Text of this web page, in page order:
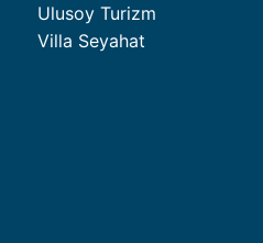
Ulusoy Turizm
Villa Seyahat